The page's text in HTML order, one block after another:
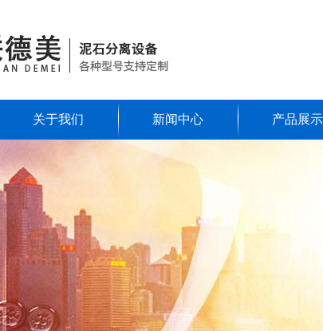
关于我们 新闻中心 产品展示